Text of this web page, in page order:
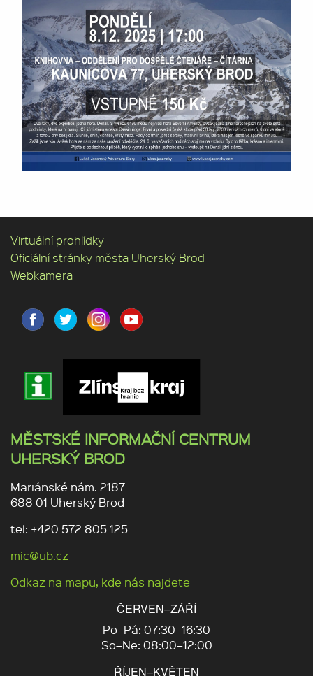
Virtuální prohlídky
Oficiální stránky města Uherský Brod
Webkamera
MĚSTSKÉ INFORMAČNÍ CENTRUM
UHERSKÝ BROD
Mariánské nám. 2187
688 01 Uherský Brod
tel: +420 572 805 125
mic@ub.cz
Odkaz na mapu, kde nás najdete
ČERVEN–ZÁŘÍ
Po–Pá: 07:30–16:30
So–Ne: 08:00–12:00
ŘÍJEN–KVĚTEN